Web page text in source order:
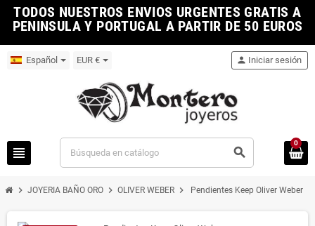
TODOS NUESTROS ENVIOS URGENTES GRATIS A
PENINSULA Y PORTUGAL A PARTIR DE 50 EUROS
Español EUR €
view_headline search
person Iniciar sesión
0
chevron_right JOYERIA BAÑO ORO chevron_right OLIVER WEBER chevron_right Pendientes Keep Oliver Weber